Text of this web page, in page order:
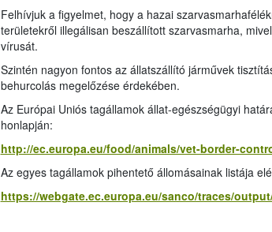
Felhívjuk a figyelmet, hogy a hazai
területekről illegálisan beszállított szarvasmarha,
vírusát.
Szintén nagyon fontos az állatszállító járművek
behurcolás megelőzése érdekében.
Az Európai Uniós tagállamok állat-egészségügyi
honlapján:
http://ec.europa.eu/food/animals/vet-border-
Az egyes tagállamok pihentető állomásainak listája
https://webgate.ec.europa.eu/sanco/traces/